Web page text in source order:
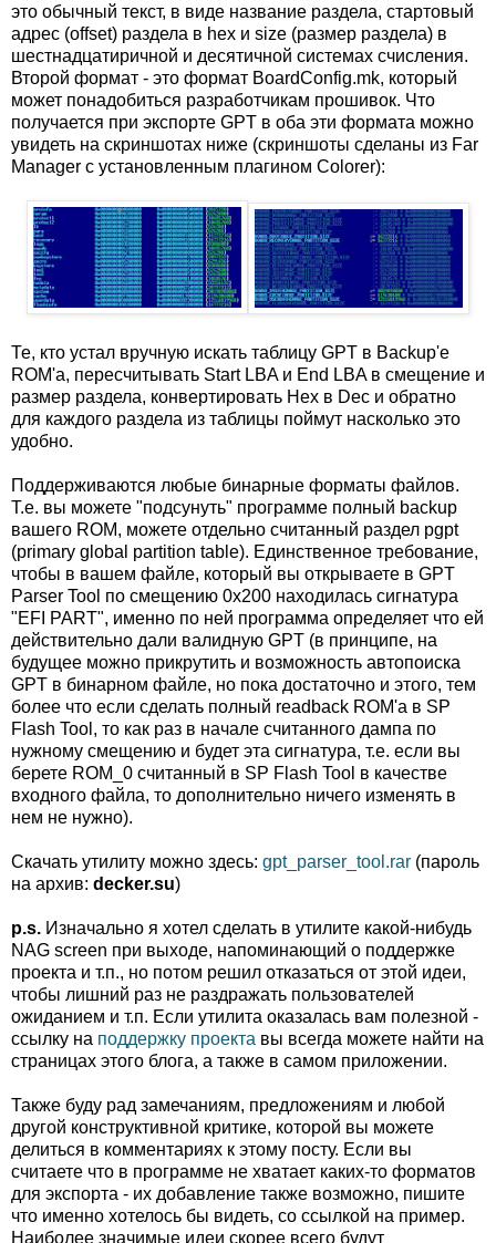
это обычный текст, в виде название раздела, стартовый
адрес (offset) раздела в hex и size (размер раздела) в
шестнадцатиричной и десятичной системах счисления.
Второй формат - это формат BoardConfig.mk, который
может понадобиться разработчикам прошивок. Что
получается при экспорте GPT в оба эти формата можно
увидеть на скриншотах ниже (скриншоты сделаны из Far
Manager с установленным плагином Colorer):
Те, кто устал вручную искать таблицу GPT в Backup'е
ROM'а, пересчитывать Start LBA и End LBA в смещение и
размер раздела, конвертировать Hex в Dec и обратно
для каждого раздела из таблицы поймут насколько это
удобно.
Поддерживаются любые бинарные форматы файлов.
Т.е. вы можете "подсунуть" программе полный backup
вашего ROM, можете отдельно считанный раздел pgpt
(primary global partition table). Единственное требование,
чтобы в вашем файле, который вы открываете в GPT
Parser Tool по смещению 0x200 находилась сигнатура
"EFI PART", именно по ней программа определяет что ей
действительно дали валидную GPT (в принципе, на
будущее можно прикрутить и возможность автопоиска
GPT в бинарном файле, но пока достаточно и этого, тем
более что если сделать полный readback ROM'а в SP
Flash Tool, то как раз в начале считанного дампа по
нужному смещению и будет эта сигнатура, т.е. если вы
берете ROM_0 считанный в SP Flash Tool в качестве
входного файла, то дополнительно ничего изменять в
нем не нужно).
Скачать утилиту можно здесь: gpt_parser_tool.rar (пароль
на архив: decker.su)
p.s. Изначально я хотел сделать в утилите какой-нибудь
NAG screen при выходе, напоминающий о поддержке
проекта и т.п., но потом решил отказаться от этой идеи,
чтобы лишний раз не раздражать пользователей
ожиданием и т.п. Если утилита оказалась вам полезной -
ссылку на поддержку проекта вы всегда можете найти на
страницах этого блога, а также в самом приложении.
Также буду рад замечаниям, предложениям и любой
другой конструктивной критике, которой вы можете
делиться в комментариях к этому посту. Если вы
считаете что в программе не хватает каких-то форматов
для экспорта - их добавление также возможно, пишите
что именно хотелось бы видеть, со ссылкой на пример.
Наиболее значимые идеи скорее всего будут